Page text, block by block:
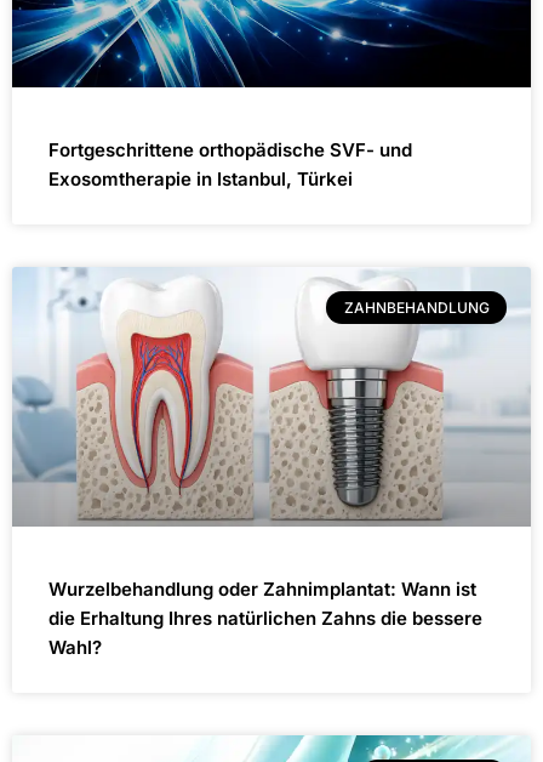
Fortgeschrittene orthopädische SVF- und
Exosomtherapie in Istanbul, Türkei
ZAHNBEHANDLUNG
Wurzelbehandlung oder Zahnimplantat: Wann ist
die Erhaltung Ihres natürlichen Zahns die bessere
Wahl?